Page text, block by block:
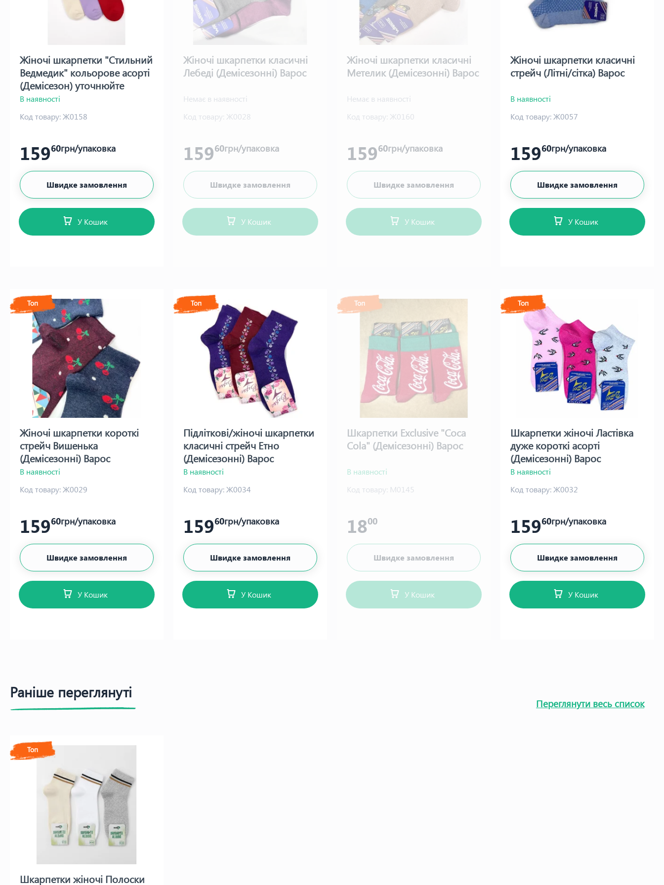
Жіночі шкарпетки "Стильний
Ведмедик" кольорове асорті
(Демісезон) уточнюйте
бажані кольори
В наявності
Код товару:Ж0158
15960грн/упаковка
Швидке замовлення
У Кошик
Жіночі шкарпетки класичні
Лебеді (Демісезонні) Варос
Немає в наявності
Код товару: Ж0028
15960грн/упаковка
Швидке замовлення
У Кошик
Жіночі шкарпетки класичні
Метелик (Демісезонні) Варос
Немає в наявності
Код товару: Ж0160
15960грн/упаковка
Швидке замовлення
У Кошик
Жіночі шкарпетки класичні
стрейч (Літні/сітка) Варос
В наявності
Код товару:Ж0057
15960грн/упаковка
Швидке замовлення
У Кошик
Топ
Жіночі шкарпетки короткі
стрейч Вишенька
(Демісезонні) Варос
В наявності
Код товару:Ж0029
15960грн/упаковка
Швидке замовлення
У Кошик
Топ
Підліткові/жіночі шкарпетки
класичні стрейч Етно
(Демісезонні) Варос
В наявності
Код товару:Ж0034
15960грн/упаковка
Швидке замовлення
У Кошик
Топ
Шкарпетки Exclusive "Coca
Cola" (Демісезонні) Варос
В наявності
Код товару: М0145
1800
Швидке замовлення
У Кошик
Топ
Шкарпетки жіночі Ластівка
дуже короткі асорті
(Демісезонні) Варос
В наявності
Код товару:Ж0032
15960грн/упаковка
Швидке замовлення
У Кошик
Раніше переглянуті
Переглянути весь список
Топ
Шкарпетки жіночі Полоски